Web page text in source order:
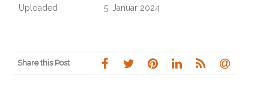
Uploaded
5. Januar 2024
Share this Post